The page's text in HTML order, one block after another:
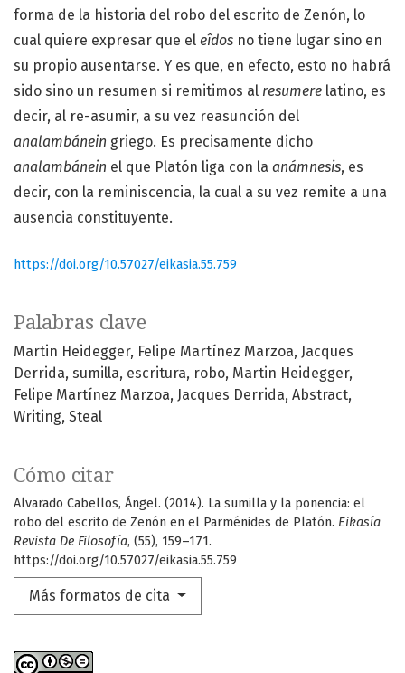
Palabras clave
Martin Heidegger Felipe Martínez Marzoa Jacques
Derrida sumilla escritura robo Martin Heidegger
Felipe Martínez Marzoa Jacques Derrida Abstract
Writing Steal
Cómo citar
Alvarado Cabellos, Ángel. (2014). La sumilla y la ponencia: el
robo del escrito de Zenón en el Parménides de Platón. Eikasía
Revista De Filosofía, (55), 159–171.
https://doi.org/10.57027/eikasia.55.759
Más formatos de cita
forma de la historia del robo del escrito de Zenón, lo
cual quiere expresar que el eîdos no tiene lugar sino en
su propio ausentarse. Y es que, en efecto, esto no habrá
sido sino un resumen si remitimos al resumere latino, es
decir, al re-asumir, a su vez reasunción del
analambánein griego. Es precisamente dicho
analambánein el que Platón liga con la anámnesis, es
decir, con la reminiscencia, la cual a su vez remite a una
ausencia constituyente.
https://doi.org/10.57027/eikasia.55.759